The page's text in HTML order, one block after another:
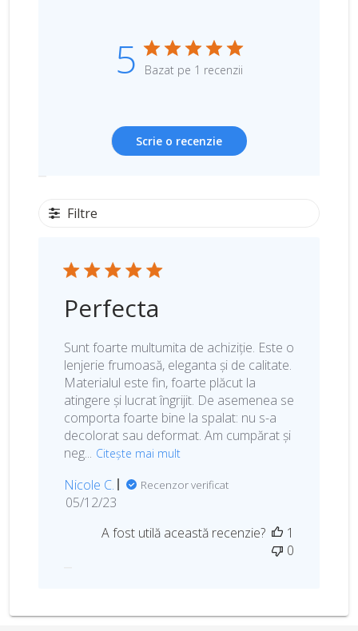
5 Bazat pe 1 recenzii
Scrie o recenzie
Filtre
Perfecta
Sunt foarte multumita de achiziție. Este o
lenjerie frumoasă, eleganta și de calitate.
Materialul este fin, foarte plăcut la
atingere și lucrat îngrijit. De asemenea se
comporta foarte bine la spalat: nu s-a
decolorat sau deformat. Am cumpărat și
neg... Citește mai mult
Nicole C. Recenzor verificat
D
05/12/23
A fost utilă această recenzie?
1
0